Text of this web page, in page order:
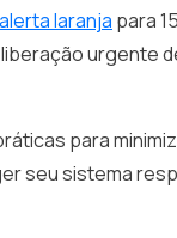
alerta laranja para
liberação urgente
para
seu sistema